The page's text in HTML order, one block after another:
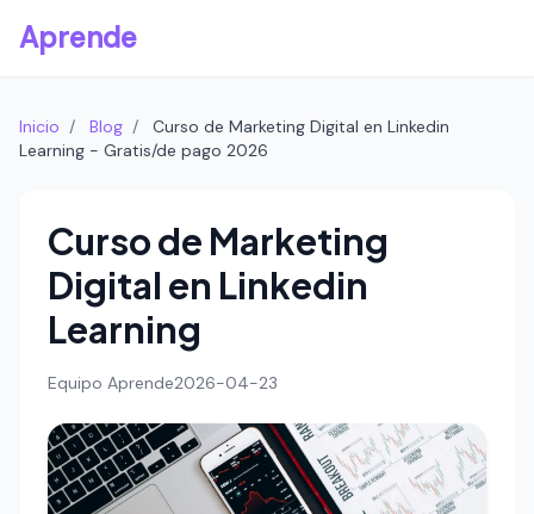
Aprende
Inicio / Blog /
Curso de Marketing Digital en Linkedin
Learning - Gratis/de pago 2026
Curso de Marketing
Digital en Linkedin
Learning
Equipo Aprende2026-04-23